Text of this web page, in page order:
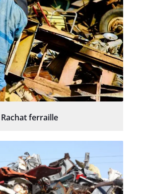
Rachat ferraille